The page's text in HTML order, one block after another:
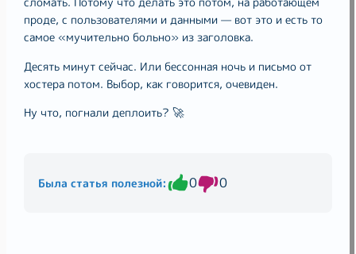
проде, с пользователями и данными — вот это и есть то
самое «мучительно больно» из заголовка.
Десять минут сейчас. Или бессонная ночь и письмо от
хостера потом. Выбор, как говорится, очевиден.
Ну что, погнали деплоить? 🚀
Была статья полезной: 0 0